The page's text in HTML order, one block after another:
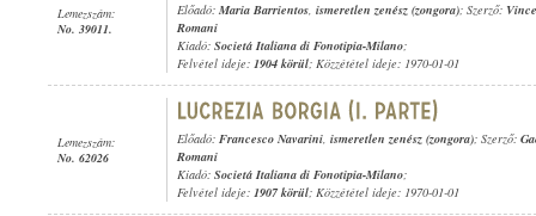
Lemezszám:
No. 39011.
Előadó: Maria Barrientos, ismeretlen zenész (zongora); Szerző:
Romani
Kiadó: Societá Italiana di Fonotipia-Milano;
Felvétel ideje: 1904 körül; Közzététel ideje: 1970-01-01
Lemezszám:
No. 62026
Előadó: Francesco Navarini, ismeretlen zenész (zongora); Szerző:
Romani
Kiadó: Societá Italiana di Fonotipia-Milano;
Felvétel ideje: 1907 körül; Közzététel ideje: 1970-01-01